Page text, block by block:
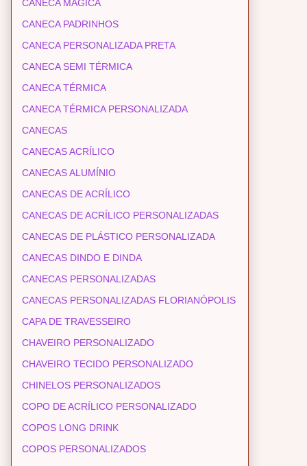
CANECA MÁGICA
CANECA PADRINHOS
CANECA PERSONALIZADA PRETA
CANECA SEMI TÉRMICA
CANECA TÉRMICA
CANECA TÉRMICA PERSONALIZADA
CANECAS
CANECAS ACRÍLICO
CANECAS ALUMÍNIO
CANECAS DE ACRÍLICO
CANECAS DE ACRÍLICO PERSONALIZADAS
CANECAS DE PLÁSTICO PERSONALIZADA
CANECAS DINDO E DINDA
CANECAS PERSONALIZADAS
CANECAS PERSONALIZADAS FLORIANÓPOLIS
CAPA DE TRAVESSEIRO
CHAVEIRO PERSONALIZADO
CHAVEIRO TECIDO PERSONALIZADO
CHINELOS PERSONALIZADOS
COPO DE ACRÍLICO PERSONALIZADO
COPOS LONG DRINK
COPOS PERSONALIZADOS